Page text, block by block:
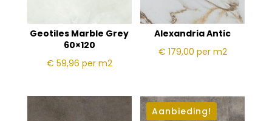
Geotiles Marble Grey
60×120
€ 59,96 per m2
Alexandria Antic
€ 179,00 per m2
Aanbieding!